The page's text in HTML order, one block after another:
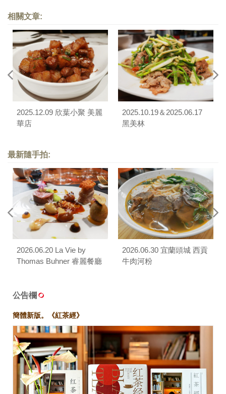
相關文章:
2025.12.09 欣葉小聚 美麗
華店
2025.10.19＆2025.06.17
黑美林
最新隨手拍:
2026.06.20 La Vie by
Thomas Buhner 睿麗餐廳
2026.06.30 宜蘭頭城 西貢
牛肉河粉
公告欄
簡體新版。《紅茶經》